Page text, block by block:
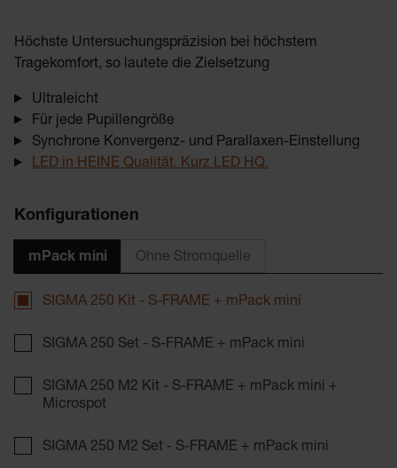
Höchste Untersuchungspräzision bei höchstem
Tragekomfort, so lautete die Zielsetzung
Ultraleicht
Für jede Pupillengröße
Synchrone Konvergenz- und Parallaxen-Einstellung
LED in HEINE Qualität. Kurz LED HQ.
Konfigurationen
mPack mini Ohne Stromquelle
SIGMA 250 Kit - S-FRAME + mPack mini
SIGMA 250 Set - S-FRAME + mPack mini
SIGMA 250 M2 Kit - S-FRAME + mPack mini +
Microspot
SIGMA 250 M2 Set - S-FRAME + mPack mini